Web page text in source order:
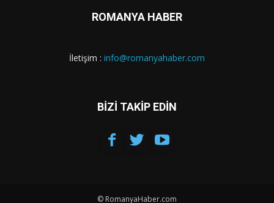
ROMANYA HABER
İletişim : info@romanyahaber.com
BİZİ TAKİP EDİN
© RomanyaHaber.com